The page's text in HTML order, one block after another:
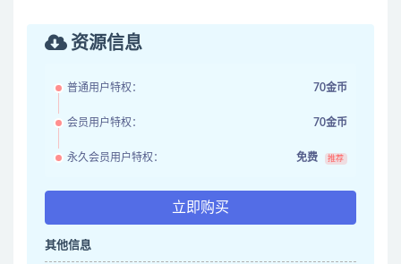
资源信息
普通用户特权： 70金币
会员用户特权： 70金币
永久会员用户特权： 免费 推荐
立即购买
其他信息